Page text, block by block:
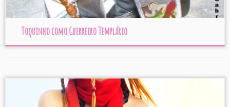
Toquinho como Guerreiro Templário